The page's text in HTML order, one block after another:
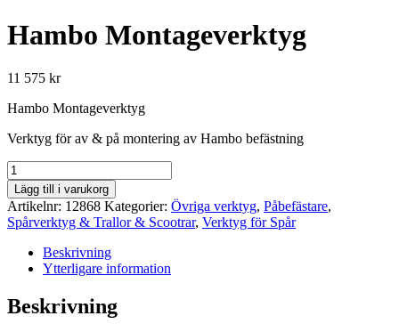
Hambo Montageverktyg
11 575 kr
Hambo Montageverktyg
Verktyg för av & på montering av Hambo befästning
Hambo
Montageverktyg
mängd
Lägg till i varukorg
Artikelnr: 12868 Kategorier: Övriga verktyg, Påbefästare,
Spårverktyg & Trallor & Scootrar, Verktyg för Spår
Beskrivning
Ytterligare information
Beskrivning